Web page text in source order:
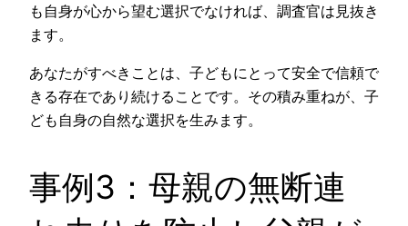
も自身が心から望む選択でなければ、調査官は見抜き
ます。
あなたがすべきことは、子どもにとって安全で信頼で
きる存在であり続けることです。その積み重ねが、子
ども自身の自然な選択を生みます。
事例3：母親の無断連